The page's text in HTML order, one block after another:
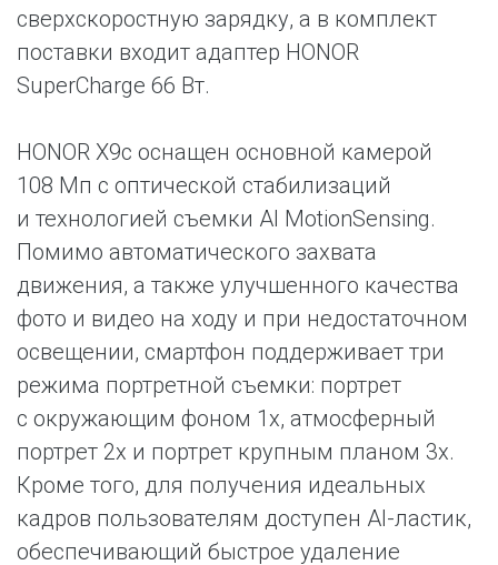
сверхскоростную зарядку, а в комплект
поставки входит адаптер HONOR
SuperCharge 66 Вт.
HONOR X9c оснащен основной камерой
108 Мп с оптической стабилизаций
и технологией съемки AI MotionSensing.
Помимо автоматического захвата
движения, а также улучшенного качества
фото и видео на ходу и при недостаточном
освещении, смартфон поддерживает три
режима портретной съемки: портрет
с окружающим фоном 1x, атмосферный
портрет 2x и портрет крупным планом 3x.
Кроме того, для получения идеальных
кадров пользователям доступен AI-ластик,
обеспечивающий быстрое удаление